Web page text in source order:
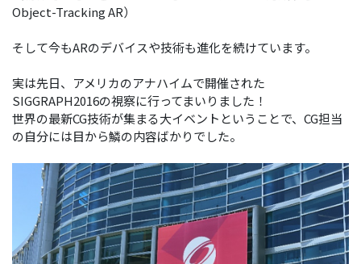
Object-Tracking AR）
そして今もARのデバイスや技術も進化を続けています。
実は先日、アメリカのアナハイムで開催された
SIGGRAPH2016の視察に行ってまいりました！
世界の最新CG技術が集まる大イベントということで、CG担当
の自分には目から鱗の内容ばかりでした。